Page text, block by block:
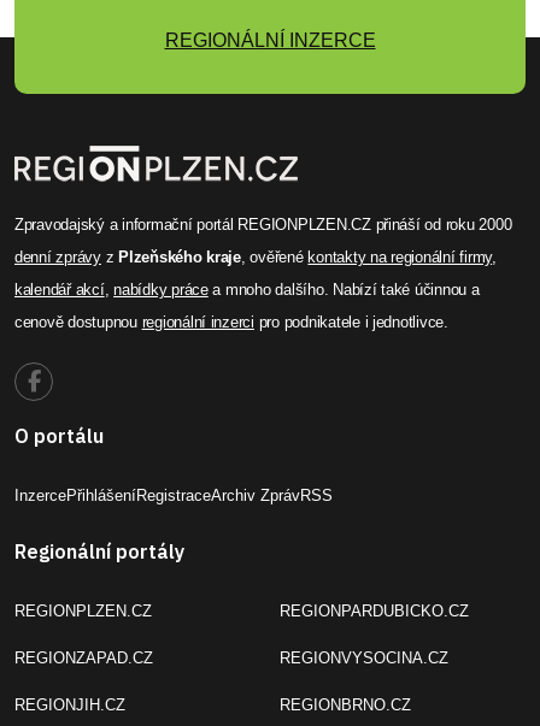
REGIONÁLNÍ INZERCE
Zpravodajský a informační portál REGIONPLZEN.CZ přináší od roku 2000
denní zprávyz Plzeňského kraje, ověřené kontakty na regionální firmy,
kalendář akcí,nabídky prácea mnoho dalšího. Nabízí také účinnou a
cenově dostupnou regionální inzerci pro podnikatele i jednotlivce.
O portálu
InzercePřihlášeníRegistraceArchiv ZprávRSS
Regionální portály
REGIONPLZEN.CZ
REGIONZAPAD.CZ
REGIONJIH.CZ
REGIONPARDUBICKO.CZ
REGIONVYSOCINA.CZ
REGIONBRNO.CZ